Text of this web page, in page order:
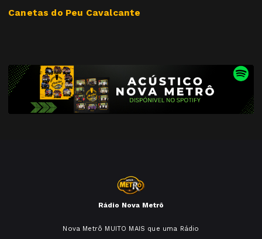
Canetas do Peu Cavalcante
Rádio Nova Metrô
Nova Metrô MUITO MAIS que uma Rádio